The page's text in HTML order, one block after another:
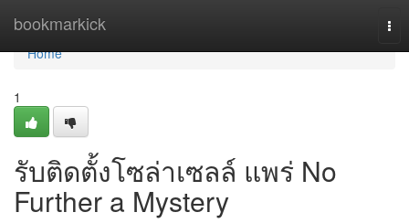
bookmarkick
Home
Home
1
รับติดตั้งโซล่าเซลล์ แพร่ No
Further a Mystery